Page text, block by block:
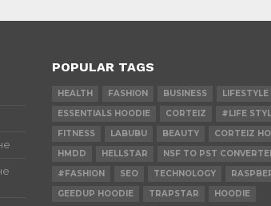
POPULAR TAGS
HEALTH FASHION BUSINESS
LIFESTYLE
ESSENTIALS HOODIE
CORTEIZ
#LIFE
FITNESS
LABUBU BEAUTY
CORTEIZ
HMDD
HELLSTAR
NSF TO PST
#FASHION
SEO TECHNOLOGY
GEEDUP HOODIE
TRAPSTAR
HOODIE